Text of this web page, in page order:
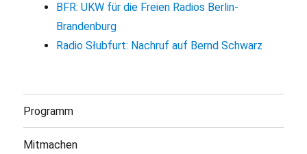
BFR: UKW für die Freien Radios Berlin-
Brandenburg
Radio Słubfurt: Nachruf auf Bernd Schwarz
Programm
Mitmachen